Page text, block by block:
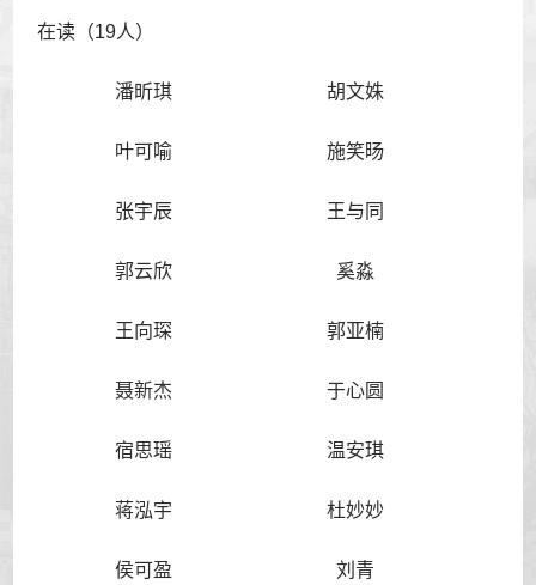
在读（19人）
潘昕琪 胡文姝
叶可喻 施笑旸
张宇辰 王与同
郭云欣 奚淼
王向琛 郭亚楠
聂新杰 于心圆
宿思瑶 温安琪
蒋泓宇 杜妙妙
侯可盈 刘青